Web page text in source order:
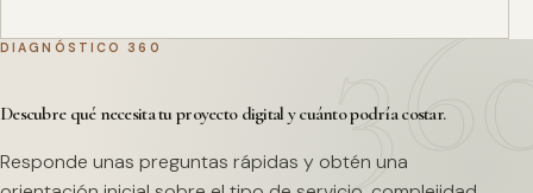
DIAGNÓSTICO 360
Descubre qué necesita tu proyecto digital y cuánto podría costar.
Responde unas preguntas rápidas y obtén una